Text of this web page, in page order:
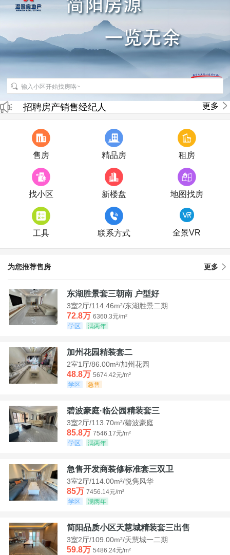
招聘房产销售经纪人
房产直播
更多
售房 精品房 租房
找小区 新楼盘 地图找房
工具 联系方式 全景VR
为您推荐售房 更多
东湖胜景套三朝南 户型好
3室2厅/114.46m²/东湖胜景二期
72.8万 6360.3元/m²
学区
满两年
加州花园精装套二
2室1厅/86.00m²/加州花园
48.8万 5674.42元/m²
学区
急售
碧波豪庭·临公园精装套三
3室2厅/113.70m²/碧波豪庭
85.8万 7546.17元/m²
学区
满两年
急售开发商装修标准套三双卫
3室2厅/114.00m²/悦隽风华
85万 7456.14元/m²
学区
满两年
简阳品质小区天慧城精装套三出售
3室2厅/109.00m²/天慧城一二期
59.8万 5486.24元/m²